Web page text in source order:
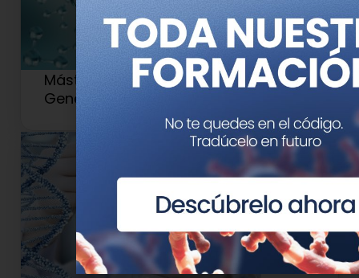
Máster en Medicina de Precisión y
Genética Clínica